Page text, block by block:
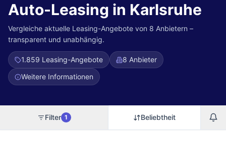
Auto-Leasing in Karlsruhe
Vergleiche aktuelle Leasing-Angebote von 8 Anbietern –
transparent und unabhängig.
1.859 Leasing-Angebote
8 Anbieter
Weitere Informationen
Filter 1 Beliebtheit